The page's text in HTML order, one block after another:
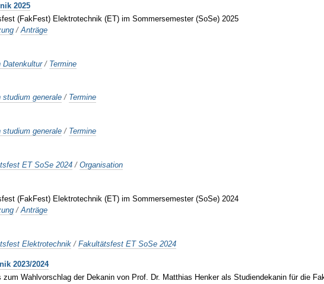
2025
(FakFest) Elektrotechnik (ET) im Sommersemester (SoSe) 2025
/Anträge
Datenkultur / Termine
studium generale / Termine
studium generale / Termine
ET SoSe 2024 /Organisation
(FakFest) Elektrotechnik (ET) im Sommersemester (SoSe) 2024
/Anträge
Elektrotechnik /Fakultätsfest ET SoSe 2024
2023/2024
Wahlvorschlag der Dekanin von Prof. Dr. Matthias Henker als Studiendekanin für die